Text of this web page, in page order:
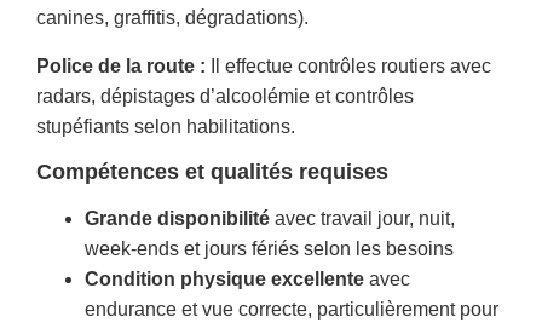
canines, graffitis, dégradations).
Police de la route : Il effectue contrôles routiers avec
radars, dépistages d’alcoolémie et contrôles
stupéfiants selon habilitations.
Compétences et qualités requises
Grande disponibilité avec travail jour, nuit,
week-ends et jours fériés selon les besoins
Condition physique excellente avec
endurance et vue correcte, particulièrement pour